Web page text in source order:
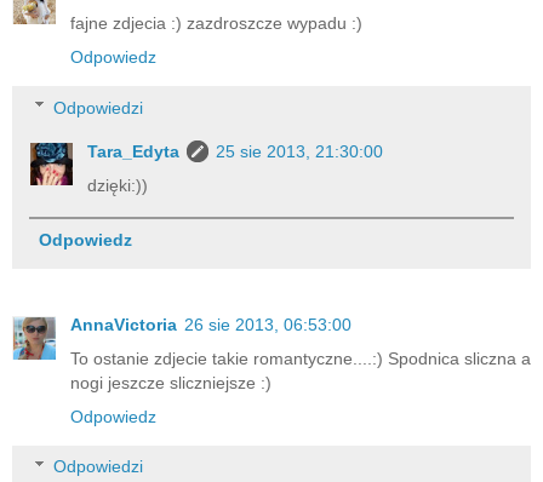
fajne zdjecia :) zazdroszcze wypadu :)
Odpowiedz
Odpowiedzi
Tara_Edyta
25 sie 2013, 21:30:00
dzięki:))
Odpowiedz
AnnaVictoria 26 sie 2013, 06:53:00
To ostanie zdjecie takie romantyczne....:) Spodnica sliczna a
nogi jeszcze sliczniejsze :)
Odpowiedz
Odpowiedzi